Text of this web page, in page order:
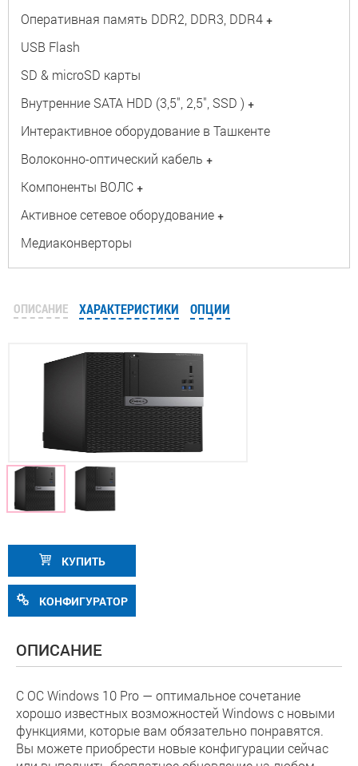
Оперативная память DDR2, DDR3, DDR4 +
USB Flash
SD & microSD карты
Внутренние SATA HDD (3,5", 2,5", SSD ) +
Интерактивное оборудование в Ташкенте
Волоконно-оптический кабель +
Компоненты ВОЛС +
Активное сетевое оборудование +
Медиаконверторы
ОПИСАНИЕ ХАРАКТЕРИСТИКИ ОПЦИИ
КУПИТЬ
КОНФИГУРАТОР
ОПИСАНИЕ
С ОС Windows 10 Pro — оптимальное сочетание
хорошо известных возможностей Windows с новыми
функциями, которые вам обязательно понравятся.
Вы можете приобрести новые конфигурации сейчас